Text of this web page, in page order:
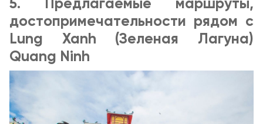
5. Предлагаемые маршруты,
достопримечательности рядом с
Lung Xanh (Зеленая Лагуна)
Quang Ninh